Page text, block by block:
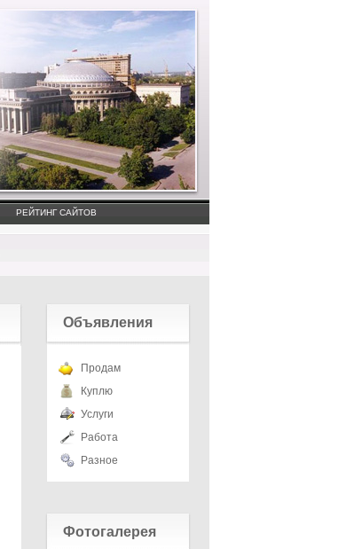
РЕЙТИНГ САЙТОВ
Объявления
Продам
Куплю
Услуги
Работа
Разное
Фотогалерея